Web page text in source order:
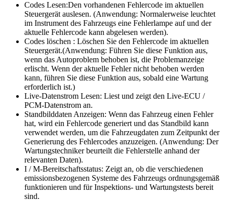
Codes Lesen:Den vorhandenen Fehlercode im aktuellen
Steuergerät auslesen. (Anwendung: Normalerweise leuchtet
im Instrument des Fahrzeugs eine Fehlerlampe auf und der
aktuelle Fehlercode kann abgelesen werden).
Codes löschen : Löschen Sie den Fehlercode im aktuellen
Steuergerät.(Anwendung: Führen Sie diese Funktion aus,
wenn das Autoproblem behoben ist, die Problemanzeige
erlischt. Wenn der aktuelle Fehler nicht behoben werden
kann, führen Sie diese Funktion aus, sobald eine Wartung
erforderlich ist.)
Live-Datenstrom Lesen: Liest und zeigt den Live-ECU /
PCM-Datenstrom an.
Standbilddaten Anzeigen: Wenn das Fahrzeug einen Fehler
hat, wird ein Fehlercode generiert und das Standbild kann
verwendet werden, um die Fahrzeugdaten zum Zeitpunkt der
Generierung des Fehlercodes anzuzeigen. (Anwendung: Der
Wartungstechniker beurteilt die Fehlerstelle anhand der
relevanten Daten).
I / M-Bereitschaftsstatus: Zeigt an, ob die verschiedenen
emissionsbezogenen Systeme des Fahrzeugs ordnungsgemäß
funktionieren und für Inspektions- und Wartungstests bereit
sind.